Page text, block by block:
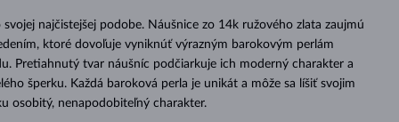
VÝNIMOČNÝ
LÁSKA
KRÁSOU
VLTAVÍNY
PRE BÁBÄTKÁ
SVADOBNÉ
KRÁSNE
PERLOVÉ PRÍVESKY
BIELE ZLATO
ŽLTÉ ZLATO
PRÍVESKY
NÁRAMKY
ELEGANCIA
MINERÁLY
SVADOBNÉ
ŽLTÉ ZLATO
ŠPERKY
KRÁSU
KOLEKCIE
svojej najčistejšej podobe. Náušnice zo 14k ružového zlata zaujmú
ktoré dovoľuje vyniknúť výrazným barokovým perlám
Pretiahnutý tvar náušníc podčiarkuje ich moderný charakter a
šperku. Každá baroková perla je unikát a môže sa líšiť svojim
osobitý, nenapodobiteľný charakter.